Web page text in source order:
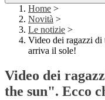
Home >
Novità >
Le notizie >
Video dei ragazzi di
arriva il sole!
Video dei
the sun". Ecco